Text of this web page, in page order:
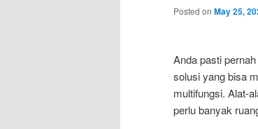
Posted on May 25,
Anda pasti
solusi yang bisa
multifungsi. Alat-
perlu banyak